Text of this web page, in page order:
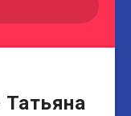
Музыканты